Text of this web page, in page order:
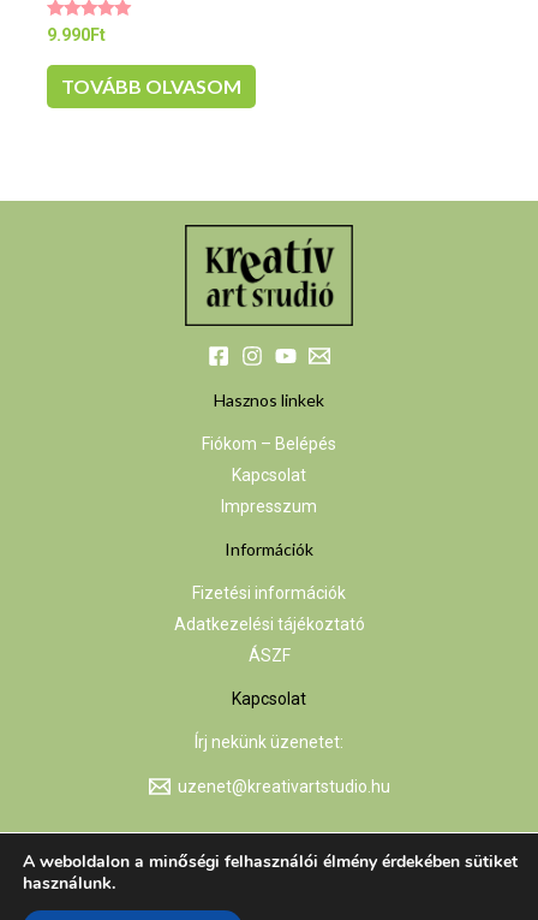
Értékelés:
/ 5
9.990Ft
TOVÁBB OLVASOM
Hasznos linkek
Fiókom – Belépés
Kapcsolat
Impresszum
Információk
Fizetési információk
Adatkezelési tájékoztató
ÁSZF
Kapcsolat
Írj nekünk üzenetet:
uzenet@kreativartstudio.hu
Copyright © 2026 Kreatív Art Stúdió
A weboldalon a minőségi felhasználói élmény érdekében sütiket
használunk.